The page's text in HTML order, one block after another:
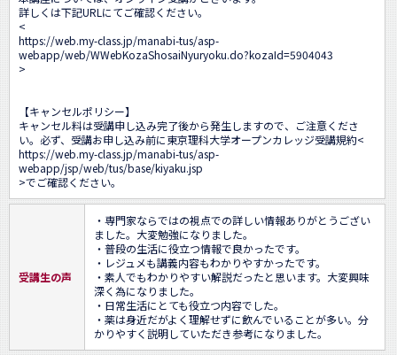
詳しくは下記URLにてご確認ください。
<
https://web.my-class.jp/manabi-tus/asp-
webapp/web/WWebKozaShosaiNyuryoku.do?kozaId=5904043
>
【キャンセルポリシー】
キャンセル料は受講申し込み完了後から発生しますので、ご注意くださ
い。必ず、受講お申し込み前に東京理科大学オープンカレッジ受講規約<
https://web.my-class.jp/manabi-tus/asp-
webapp/jsp/web/tus/base/kiyaku.jsp
>でご確認ください。
受講生の声
・専門家ならではの視点での詳しい情報ありがとうござい
ました。大変勉強になりました。
・普段の生活に役立つ情報で良かったです。
・レジュメも講義内容もわかりやすかったです。
・素人でもわかりやすい解説だったと思います。大変興味
深く為になりました。
・日常生活にとても役立つ内容でした。
・薬は身近だがよく理解せずに飲んでいることが多い。分
かりやすく説明していただき参考になりました。